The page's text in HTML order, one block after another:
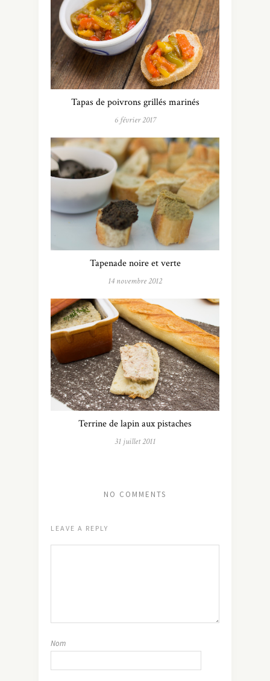
Tapas de poivrons grillés marinés
6 février 2017
Tapenade noire et verte
14 novembre 2012
Terrine de lapin aux pistaches
31 juillet 2011
NO COMMENTS
LEAVE A REPLY
Nom